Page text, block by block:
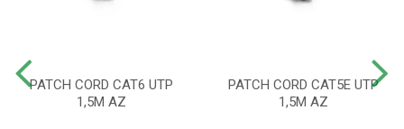
PATCH CORD CAT6 UTP
1,5M AZ
PATCH CORD CAT5E UTP
1,5M AZ